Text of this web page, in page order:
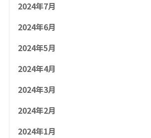
2024年7月
2024年6月
2024年5月
2024年4月
2024年3月
2024年2月
2024年1月